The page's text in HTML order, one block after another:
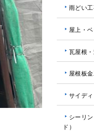
雨どい工
屋上・
瓦屋根
屋根板
サイディ
シーリ
ド）